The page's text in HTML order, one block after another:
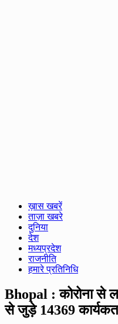
ख़ास खबरें
ताज़ा खबरे
दुनिया
देश
मध्यप्रदेश
राजनीति
हमारे प्रतिनिधि
Bhopal : कोरोना से
से जुड़े 14369